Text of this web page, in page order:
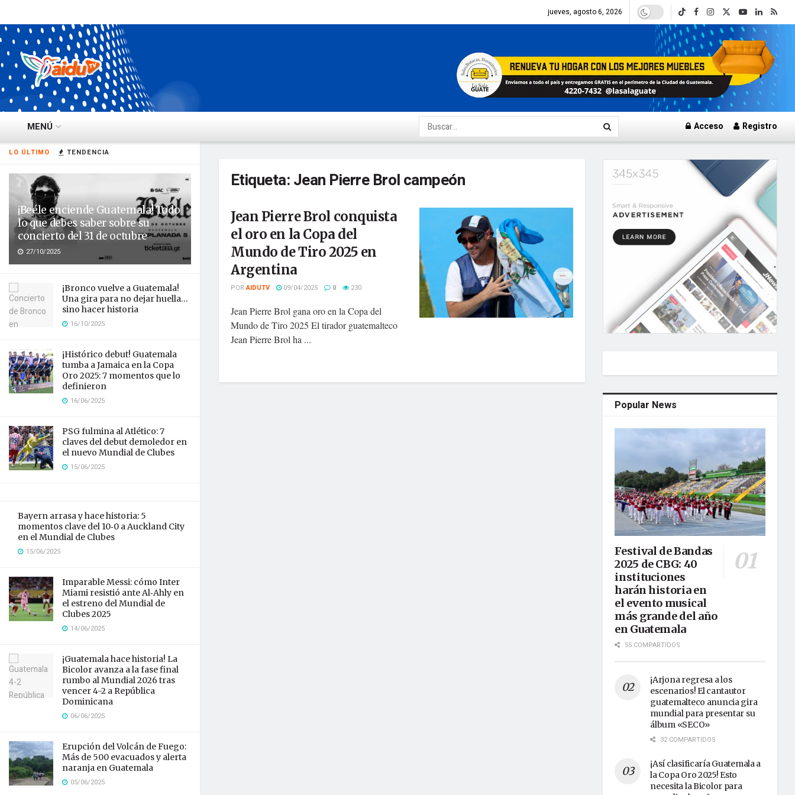
LO ÚLTIMO TENDENCIA
¡Beéle enciende Guatemala! Todo
lo que debes saber sobre su
concierto del 31 de octubre
27/10/2025
¡Bronco vuelve a Guatemala!
Una gira para no dejar huella…
sino hacer historia
16/10/2025
¡Histórico debut! Guatemala
tumba a Jamaica en la Copa
Oro 2025: 7 momentos que lo
definieron
16/06/2025
PSG fulmina al Atlético: 7
claves del debut demoledor en
el nuevo Mundial de Clubes
15/06/2025
Bayern arrasa y hace historia: 5
momentos clave del 10‑0 a Auckland City
en el Mundial de Clubes
15/06/2025
Imparable Messi: cómo Inter
Miami resistió ante Al‑Ahly en
el estreno del Mundial de
Clubes 2025
14/06/2025
¡Guatemala hace historia! La
Bicolor avanza a la fase final
rumbo al Mundial 2026 tras
vencer 4-2 a República
Dominicana
06/06/2025
Erupción del Volcán de Fuego:
Más de 500 evacuados y alerta
naranja en Guatemala
05/06/2025
jueves, agosto 6, 2026
MENÚ Acceso Registro
Etiqueta:Jean Pierre Brol campeón
Jean Pierre Brol conquista
el oro en la Copa del
Mundo de Tiro 2025 en
Argentina
POR AIDUTV 09/04/2025 0 230
Jean Pierre Brol gana oro en la Copa del
Mundo de Tiro 2025 El tirador guatemalteco
Jean Pierre Brol ha ...
Popular News
Festival de Bandas
2025 de CBG: 40
instituciones
harán historia en
el evento musical
más grande del año
en Guatemala
55 COMPARTIDOS
¡Arjona regresa a los
escenarios! El cantautor
guatemalteco anuncia gira
mundial para presentar su
álbum «SECO»
32 COMPARTIDOS
¡Así clasificaría Guatemala a
la Copa Oro 2025! Esto
necesita la Bicolor para